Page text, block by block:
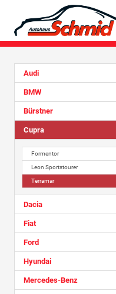
Audi
BMW
Bürstner
Cupra
Formentor
Leon Sportstourer
Terramar
Dacia
Fiat
Ford
Hyundai
Mercedes-Benz